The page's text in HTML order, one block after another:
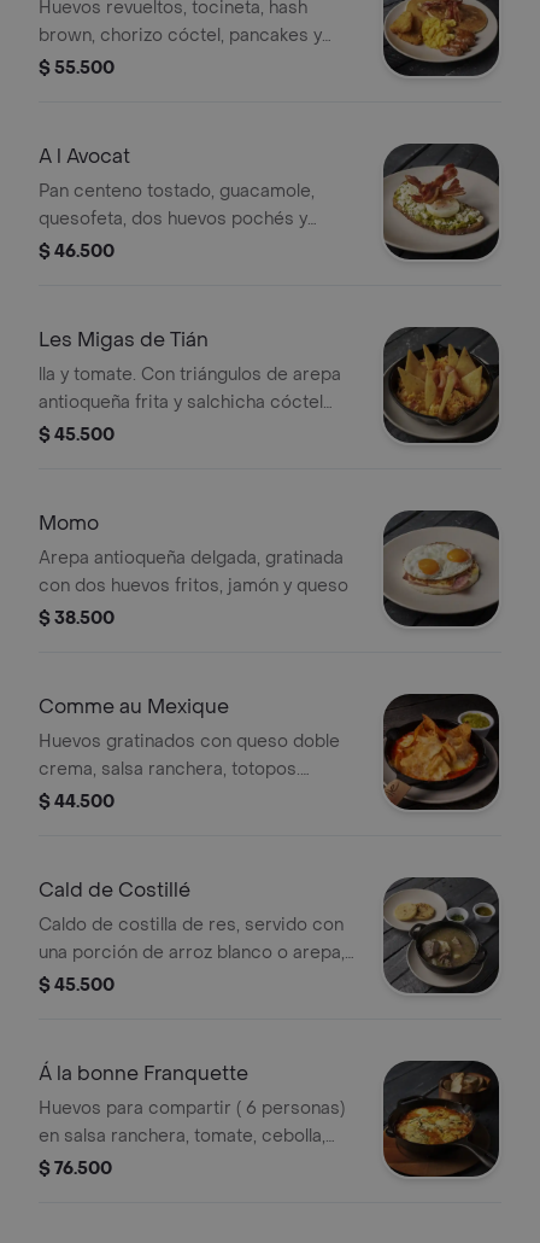
Huevos revueltos, tocineta, hash
brown, chorizo cóctel, pancakes y
miel de maple.
$ 55.500
A l Avocat
Pan centeno tostado, guacamole,
quesofeta, dos huevos pochés y
tocineta
$ 46.500
Les Migas de Tián
lla y tomate. Con triángulos de arepa
antioqueña frita y salchicha cóctel
Huevos revueltos con jamón de
$ 45.500
Momo
Arepa antioqueña delgada, gratinada
con dos huevos fritos, jamón y queso
$ 38.500
Comme au Mexique
Huevos gratinados con queso doble
crema, salsa ranchera, totopos.
Acompañado de guacamole
$ 44.500
Cald de Costillé
Caldo de costilla de res, servido con
una porción de arroz blanco o arepa,
ají casero y cilantro.
$ 45.500
Á la bonne Franquette
Huevos para compartir ( 6 personas)
en salsa ranchera, tomate, cebolla,
albahaca, jamon de cerdo, queso
$ 76.500